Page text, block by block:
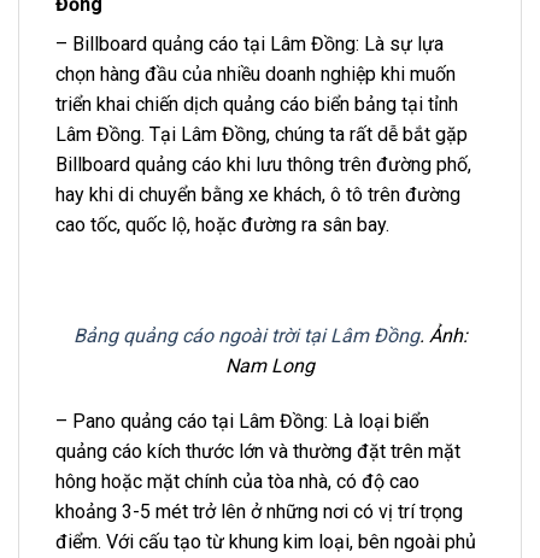
– Billboard quảng cáo tại Lâm Đồng: Là sự lựa
chọn hàng đầu của nhiều doanh nghiệp khi muốn
triển khai chiến dịch quảng cáo biển bảng tại tỉnh
Lâm Đồng. Tại Lâm Đồng, chúng ta rất dễ bắt gặp
Billboard quảng cáo khi lưu thông trên đường phố,
hay khi di chuyển bằng xe khách, ô tô trên đường
cao tốc, quốc lộ, hoặc đường ra sân bay.
Bảng quảng cáo ngoài trời tại Lâm Đồng. Ảnh:
Nam Long
– Pano quảng cáo tại Lâm Đồng: Là loại biển
quảng cáo kích thước lớn và thường đặt trên mặt
hông hoặc mặt chính của tòa nhà, có độ cao
khoảng 3-5 mét trở lên ở những nơi có vị trí trọng
điểm. Với cấu tạo từ khung kim loại, bên ngoài phủ